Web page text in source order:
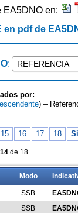
EA5DNO en:
en pdf de
:
por:
) –
15 16 17 18
14 de 18
Modo
SSB
SSB